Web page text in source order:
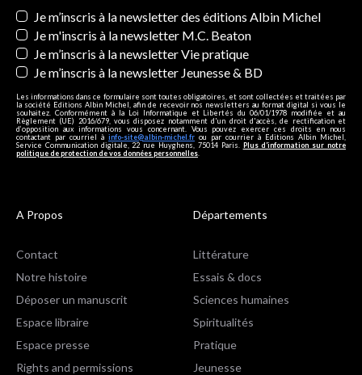
Newsletters
Je m’inscris à la newsletter des éditions Albin Michel
Je m'inscris à la newsletter M.C. Beaton
Je m’inscris à la newsletter Vie pratique
Je m’inscris à la newsletter Jeunesse & BD
Les informations dans ce formulaire sont toutes obligatoires, et sont collectées et traitées par
la société Editions Albin Michel, afin de recevoir nos newsletters au format digital si vous le
souhaitez. Conformément à la Loi Informatique et Libertés du 06/01/1978 modifiée et au
Règlement (UE) 2016/679, vous disposez notamment d'un droit d'accès, de rectification et
d’opposition aux informations vous concernant. Vous pouvez exercer ces droits en nous
contactant par courriel à info-site@albin-michel.fr ou par courrier à Editions Albin Michel,
Service Communication digitale, 22 rue Huyghens, 75014 Paris. Plus d’information sur notre
politique de protection de vos données personnelles
A Propos
Contact
Notre histoire
Déposer un manuscrit
Espace libraire
Espace presse
Rights and permissions
Départements
Littérature
Essais & docs
Sciences humaines
Spiritualités
Pratique
Jeunesse